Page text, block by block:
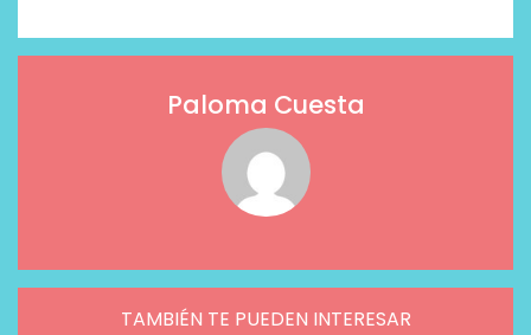
Paloma Cuesta
TAMBIÉN TE PUEDEN INTERESAR